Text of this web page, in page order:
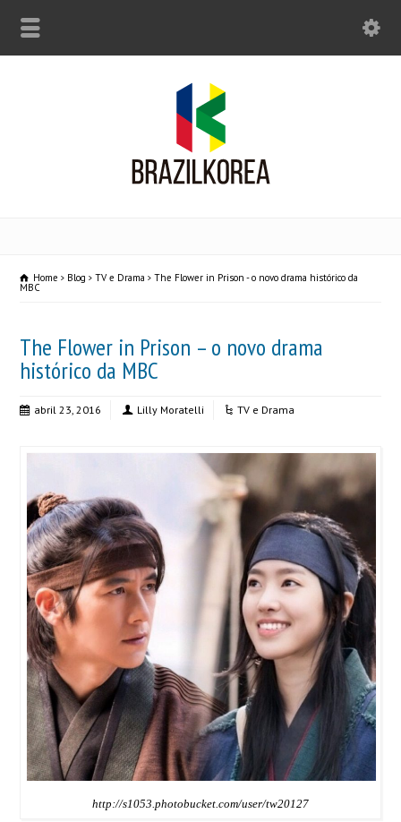
Home Blog TV e Drama The Flower in Prison - o novo drama histórico da
MBC
The Flower in Prison – o novo drama
histórico da MBC
abril 23, 2016 Lilly Moratelli TV e Drama
http://s1053.photobucket.com/user/tw20127